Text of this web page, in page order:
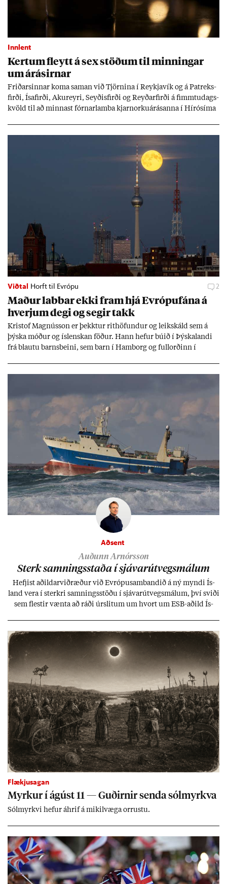
Innlent
Kert­um fleytt á sex stöð­um til minn­ing­ar
um árás­irn­ar
Frið­arsinn­ar koma sam­an við Tjörn­ina í Reykja­vík og á Pat­reks­
firði, Ísa­firði, Ak­ur­eyri, Seyð­is­firði og Reyð­ar­firði á fimmtu­dags­
kvöld til að minn­ast fórn­ar­lamba kjarn­orku­árás­anna í Hírósíma
Viðtal Horft til Evrópu 2
Mað­ur labb­ar ekki fram hjá Evr­ópuf­ána á
hverj­um degi og seg­ir takk
Kri­stof Magnús­son er þekkt­ur rit­höf­und­ur og leik­skáld sem á
þýska móð­ur og ís­lensk­an föð­ur. Hann hef­ur bú­ið í Þýskalandi
frá blautu barns­beini, sem barn í Ham­borg og full­orð­inn í
Aðsent
Auðunn Arnórsson
Sterk samn­ings­staða í sjáv­ar­út­vegs­mál­um
Hefj­ist að­ild­ar­við­ræð­ur við Evr­ópu­sam­band­ið á ný myndi Ís­
land vera í sterkri samn­ings­stöðu í sjáv­ar­út­vegs­mál­um, því sviði
sem flest­ir vænta að ráði úr­slit­um um hvort um ESB-að­ild Ís­
kerfi, en sveigj­an­leiki til lausna er um­tals­verð­ur.
Flækjusagan
Myrk­ur í ág­úst 11 — Guð­irn­ir senda sól­myrkva
Sól­myrkvi hef­ur áhrif á mik­il­væga orr­ustu.